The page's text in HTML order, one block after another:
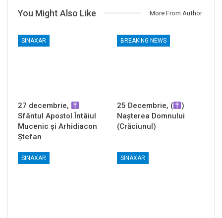
You Might Also Like More From Author
SINAXAR
27 decembrie,
Sfântul Apostol Întâiul
Mucenic și Arhidiacon
Ștefan
BREAKING NEWS
25 Decembrie, (
)
Nașterea Domnului
(Crăciunul)
SINAXAR SINAXAR